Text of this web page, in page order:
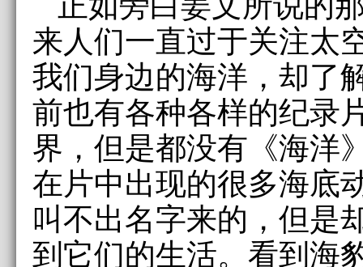
来人们一直过于关注太
我们身边的海洋，却了
前也有各种各样的纪录
界，但是都没有《海洋
在片中出现的很多海底
叫不出名字来的，但是
到它们的生活。看到海